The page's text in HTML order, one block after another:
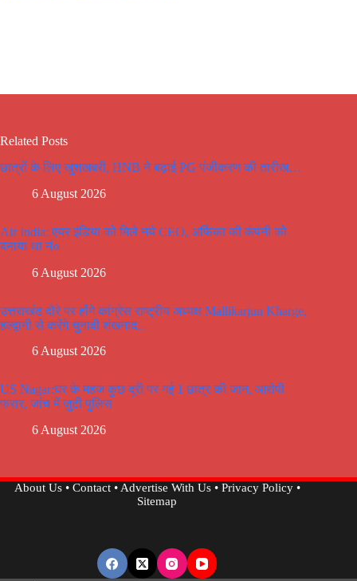
Related Posts
छात्रों के लिए खुशखबरी, HNB ने बढ़ाई PG पंजीकरण की तारीख…
6 August 2026
Air India: एयर इंडिया को मिले नये CEO, अर्फिका की कंपंनी को
बनाया था नं०
6 August 2026
उत्तराखंड दौरे पर होंगे कांग्रेस राष्ट्रीय अध्यक्ष Mallikarjun Kharge,
हल्द्वानी से करेंगे चुनावी शंखनाद..
6 August 2026
US Nagar:घर के महज कुछ दूरी पर गई 1 छात्र की जान, आरोपी
फरार, जांच में जुटी पुलिस
6 August 2026
About Us• Contact•Advertise With Us• Privacy Policy•
Sitemap